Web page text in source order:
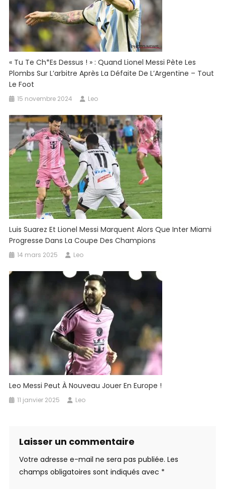
« Tu Te Ch*es Dessus ! » : Quand Lionel Messi Pète Les
Plombs Sur L’arbitre Après La Défaite De L’Argentine – Tout
Le Foot
15 novembre 2024 Leo
Luis Suarez Et Lionel Messi Marquent Alors Que Inter Miami
Progresse Dans La Coupe Des Champions
14 mars 2025 Leo
Leo Messi Peut À Nouveau Jouer En Europe !
11 janvier 2025 Leo
Laisser un commentaire
Votre adresse e-mail ne sera pas publiée. Les
champs obligatoires sont indiqués avec *